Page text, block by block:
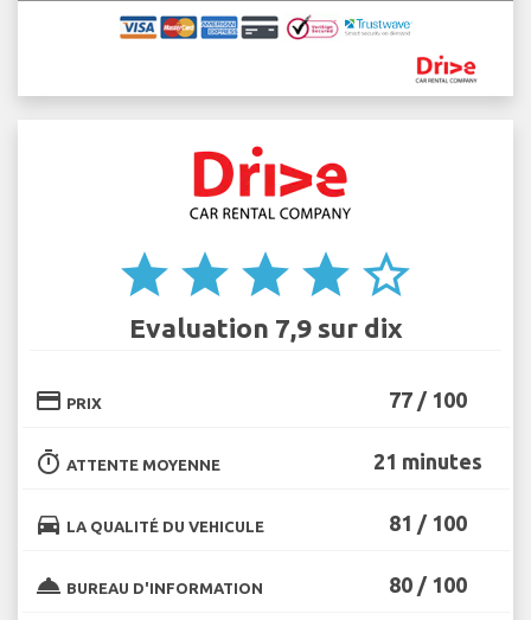
star star star star star_border
Evaluation 7,9 sur dix
credit_card PRIX 77 / 100
timer ATTENTE MOYENNE 21 minutes
directions_car LA QUALITÉ DU VEHICULE 81 / 100
room_service BUREAU D'INFORMATION 80 / 100